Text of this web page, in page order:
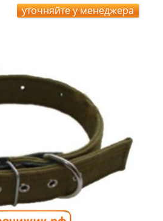
уточняйте у менеджера